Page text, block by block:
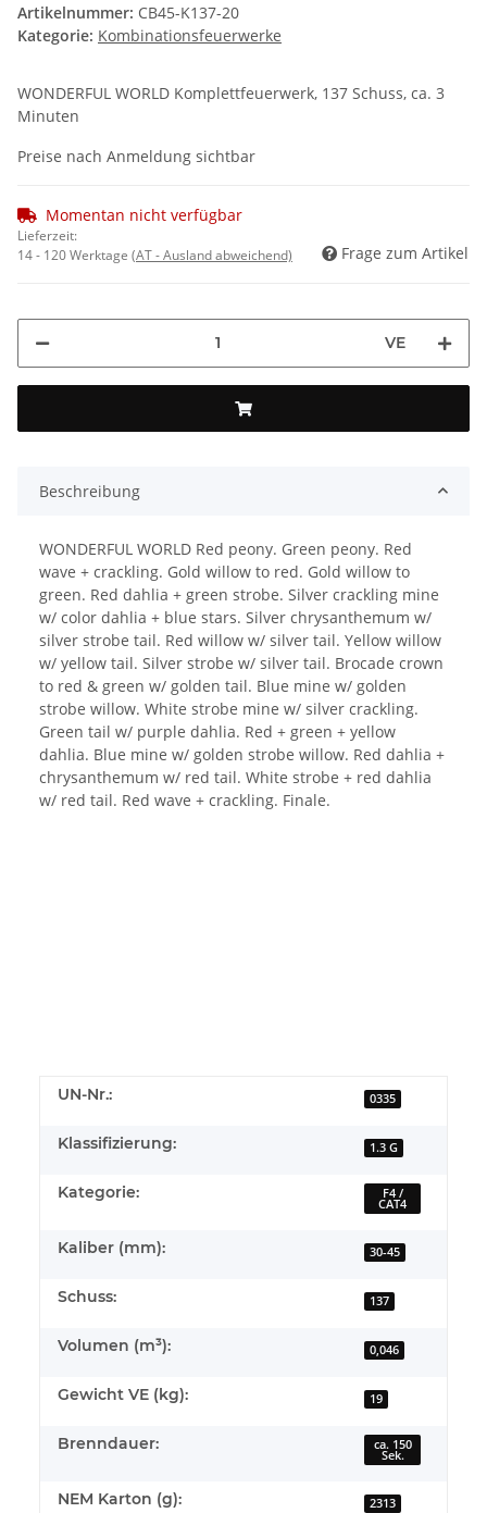
Artikelnummer: CB45-K137-20
Kategorie: Kombinationsfeuerwerke
WONDERFUL WORLD Komplettfeuerwerk, 137 Schuss, ca. 3
Minuten
Preise nach Anmeldung sichtbar
Momentan nicht verfügbar
Lieferzeit:
14 - 120 Werktage (AT - Ausland abweichend) Frage zum Artikel
VE
Beschreibung
WONDERFUL WORLD Red peony. Green peony. Red
wave + crackling. Gold willow to red. Gold willow to
green. Red dahlia + green strobe. Silver crackling mine
w/ color dahlia + blue stars. Silver chrysanthemum w/
silver strobe tail. Red willow w/ silver tail. Yellow willow
w/ yellow tail. Silver strobe w/ silver tail. Brocade crown
to red & green w/ golden tail. Blue mine w/ golden
strobe willow. White strobe mine w/ silver crackling.
Green tail w/ purple dahlia. Red + green + yellow
dahlia. Blue mine w/ golden strobe willow. Red dahlia +
chrysanthemum w/ red tail. White strobe + red dahlia
w/ red tail. Red wave + crackling. Finale.
UN-Nr.: 0335
Klassifizierung: 1.3 G
Kategorie: F4 /
CAT4
Kaliber (mm): 30-45
Schuss: 137
Volumen (m³): 0,046
Gewicht VE (kg): 19
Brenndauer: ca. 150
Sek.
NEM Karton (g): 2313